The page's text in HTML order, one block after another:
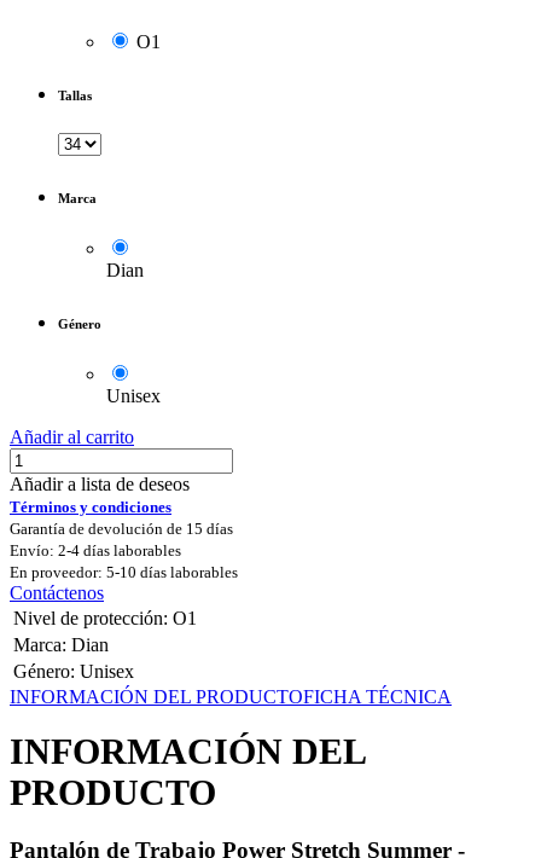
O1
Tallas
Marca
Dian
Género
Unisex
Añadir al carrito
Añadir a lista de deseos
Términos y condiciones
Garantía de devolución de 15 días
Envío: 2-4 días laborables
En proveedor: 5-10 días laborables
Contáctenos
Nivel de protección: O1
Marca: Dian
Género: Unisex
INFORMACIÓN DEL PRODUCTOFICHA TÉCNICA
INFORMACIÓN DEL
PRODUCTO
Pantalón de Trabajo Power Stretch Summer -